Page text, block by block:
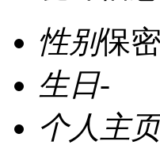
性别保密
生日-
个人主